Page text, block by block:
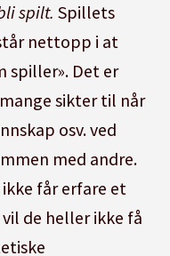
spilt. Spillets
nettopp i at
spiller». Det er
sikter til når
osv. ved
med andre.
får erfare et
de heller ikke få